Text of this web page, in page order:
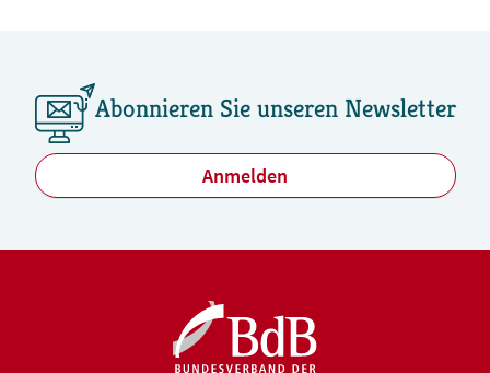
Abonnieren Sie unseren Newsletter
Anmelden